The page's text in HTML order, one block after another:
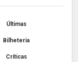
Últimas
Bilheteria
Críticas